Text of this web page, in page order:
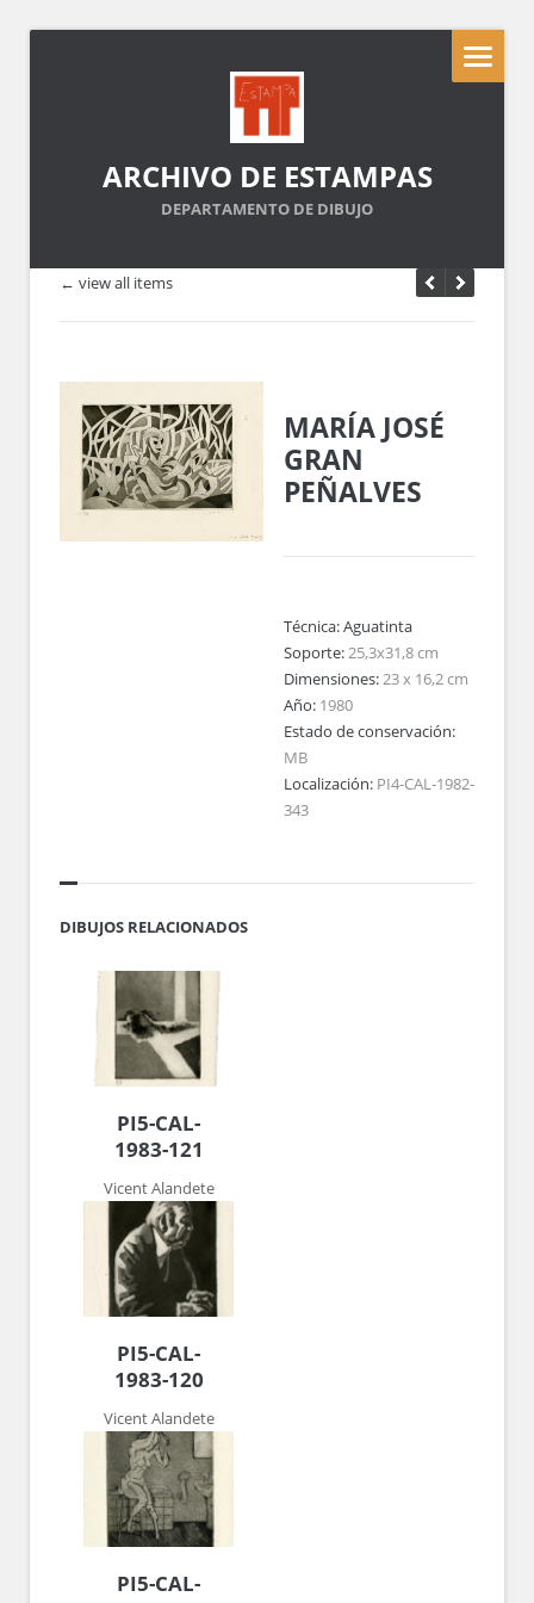
ARCHIVO DE ESTAMPAS
DEPARTAMENTO DE DIBUJO
← view all items
MARÍA JOSÉ
GRAN
PEÑALVES
Técnica:Aguatinta
Soporte:25,3x31,8 cm
Dimensiones:23 x 16,2 cm
Año: 1980
Estado de conservación:
MB
Localización: PI4-CAL-1982-
343
DIBUJOS RELACIONADOS
PI5-CAL-
1983-121
Vicent Alandete
PI5-CAL-
1983-120
Vicent Alandete
PI5-CAL-